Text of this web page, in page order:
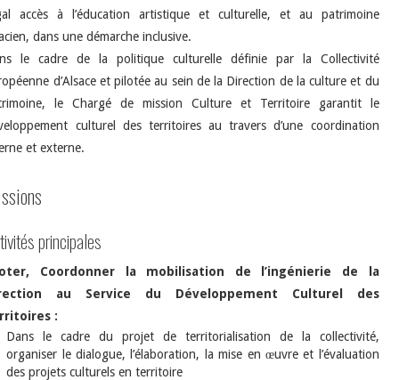
accès à l’éducation artistique et culturelle, et au patrimoine
dans une démarche inclusive.
le cadre de la politique culturelle définie par la Collectivité
d’Alsace et pilotée au sein de la Direction de la culture et du
le Chargé de mission Culture et Territoire garantit le
culturel des territoires au travers d’une coordination
et externe.
principales
Coordonner la mobilisation de l’ingénierie de la
au Service du Développement Culturel des
:
Dans le cadre du projet de territorialisation de la collectivité,
organiser le dialogue, l’élaboration, la mise en œuvre et l’évaluation
des projets culturels en territoire